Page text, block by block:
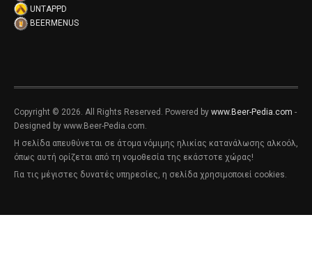
UNTAPPD
BEERMENUS
Copyright © 2026. All Rights Reserved. Powered by www.Beer-Pedia.com -
Designed by www.Beer-Pedia.com.
Η σελίδα απευθύνεται σε άτομα νόμιμης ηλικίας κατανάλωσης αλκοόλ,
όπως αυτή ορίζεται από τη νομοθεσία της εκάστοτε χώρας!
Για τις μέγιστες δυνατές υπηρεσίες, η σελίδα χρησιμοποιεί cookies.